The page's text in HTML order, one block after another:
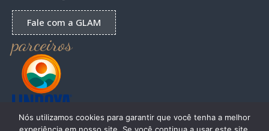
Fale com a GLAM
parceiros
Nós utilizamos cookies para garantir que você tenha a melhor